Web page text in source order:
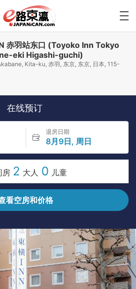
赤羽站东口 (Toyoko Inn Tokyo
eki Higashi-guchi)
Kita-ku, 赤羽, 东京, 东京, 日本, 115-
在线预订
退房日期
8月9日, 周日
房 2 大人 0 儿童
看空房和价格